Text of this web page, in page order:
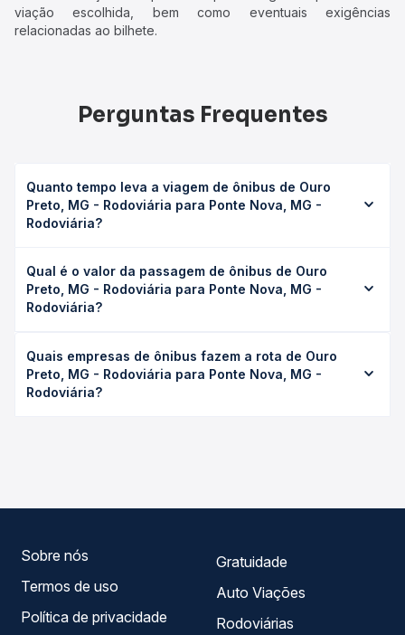
viação escolhida, bem como eventuais exigências
relacionadas ao bilhete.
Perguntas Frequentes
Quanto tempo leva a viagem de ônibus de Ouro
Preto, MG - Rodoviária para Ponte Nova, MG -
Rodoviária?
Ponte Nova, MG - Rodoviária leva em média 1h 48min,
podendo variar conforme a viação, o tipo de serviço
(convencional, executivo ou leito) e as condições de
desejada.
Qual é o valor da passagem de ônibus de Ouro
Preto, MG - Rodoviária para Ponte Nova, MG -
Rodoviária?
Rodoviária para Ponte Nova, MG - Rodoviária custa em
média R$ 51,24 e varia conforme a data da viagem, a
empresa, o tipo de poltrona e a antecedência da compra.
Quais empresas de ônibus fazem a rota de Ouro
Preto, MG - Rodoviária para Ponte Nova, MG -
Rodoviária?
Sobre nós
Termos de uso
Política de privacidade
Gratuidade
Auto Viações
Rodoviárias